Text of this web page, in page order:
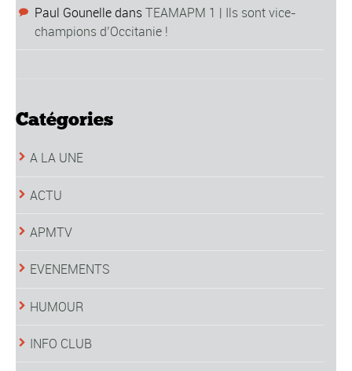
Paul Gounelle dansTEAMAPM 1 | Ils sont vice-
champions d’Occitanie !
Catégories
A LA UNE
ACTU
APMTV
EVENEMENTS
HUMOUR
INFO CLUB